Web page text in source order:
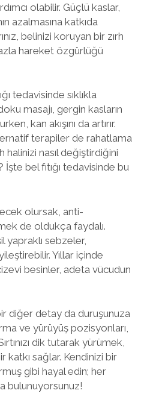
olabilir. Güçlü kaslar,
azalmasına katkıda
belinizi koruyan bir zırh
hareket özgürlüğü
tedavisinde sıklıkla
masajı, gergin kasların
kan akışını da artırır.
terapiler de rahatlama
halinizi nasıl değiştirdiğini
bel fıtığı tedavisinde bu
olursak, anti-
de oldukça faydalı.
yapraklı sebzeler,
Yıllar içinde
besinler, adeta vücudun
diğer detay da duruşunuza
ve yürüyüş pozisyonları,
dik tutarak yürümek,
katkı sağlar. Kendinizi bir
gibi hayal edin; her
bulunuyorsunuz!